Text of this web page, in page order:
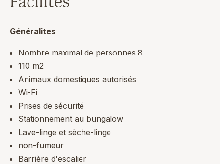
Généralites
Nombre maximal de personnes 8
110 m2
Animaux domestiques autorisés
Wi-Fi
Prises de sécurité
Stationnement au bungalow
Lave-linge et sèche-linge
non-fumeur
Barrière d'escalier